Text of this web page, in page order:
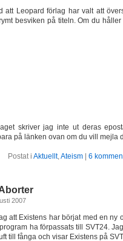
att Leopard förlag har valt att
besviken på titeln. Om du
skriver jag inte ut deras
på länken ovan om du vill mejla
Postat i Aktuellt,Ateism| 6
2007
att Existens har börjat med en ny
ha förpassats till SVT24.
till fånga och visar Existens på